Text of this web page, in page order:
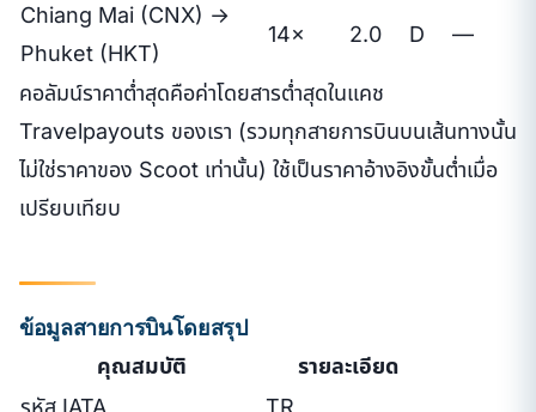
Chiang Mai (CNX) →
Phuket (HKT)
14× 2.0 D —
คอลัมน์ราคาต่ำสุดคือค่าโดยสารต่ำสุดในแคช
Travelpayouts ของเรา (รวมทุกสายการบินบนเส้นทางนั้น
ไม่ใช่ราคาของ Scoot เท่านั้น) ใช้เป็นราคาอ้างอิงขั้นต่ำเมื่อ
เปรียบเทียบ
ข้อมูลสายการบินโดยสรุป
คุณสมบัติ
รายละเอียด
รหัส IATA
TR